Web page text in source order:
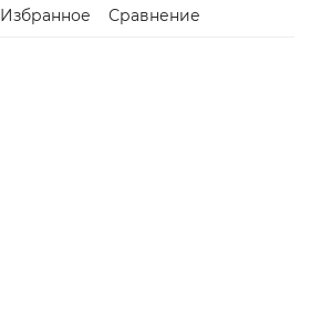
Избранное Сравнение